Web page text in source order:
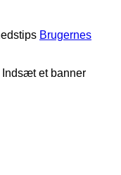
Brugernes
Indsæt et banner